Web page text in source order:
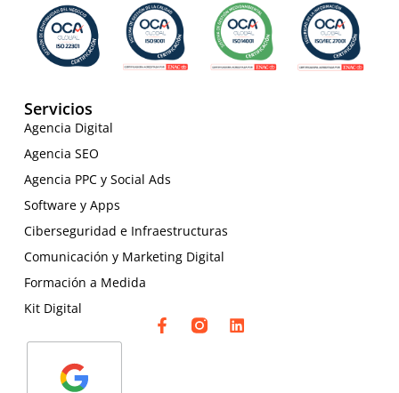
Servicios
Agencia Digital
Agencia SEO
Agencia PPC y Social Ads
Software y Apps
Ciberseguridad e Infraestructuras
Comunicación y Marketing Digital
Formación a Medida
Kit Digital